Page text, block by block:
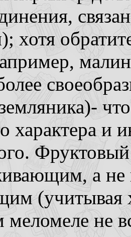
хотя
характера и
а не
(учитывая
меломеле не